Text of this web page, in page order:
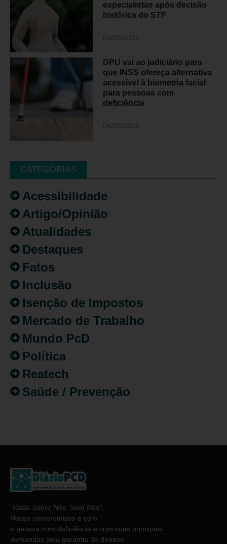
especialistas após decisão
histórica do STF
DPU vai ao judiciário para
que INSS ofereça alternativa
acessível à biometria facial
para pessoas com
deficiência
CATEGORIAS
Acessibilidade
Artigo/Opinião
Atualidades
Destaques
Fatos
Inclusão
Isenção de Impostos
Mercado de Trabalho
Mundo PcD
Política
Reatech
Saúde / Prevenção
“Nada Sobre Nós. Sem Nós”
Nosso compromisso é com
a pessoa com deficiência e com suas principais
demandas pela garantia de direitos.